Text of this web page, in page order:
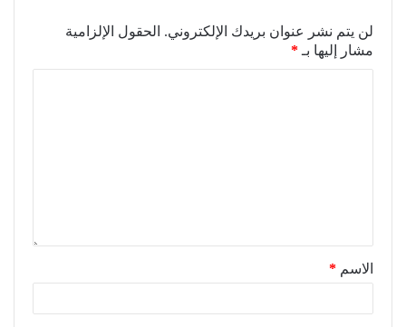
لن يتم نشر عنوان بريدك الإلكتروني. الحقول الإلزامية
مشار إليها بـ *
الاسم *